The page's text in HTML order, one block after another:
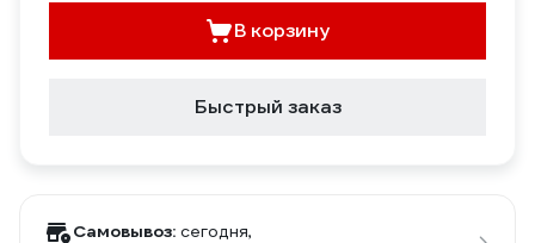
В корзину
Быстрый заказ
Самовывоз: сегодня,